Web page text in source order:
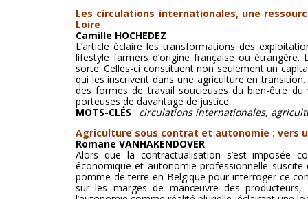
Les circulations internationales, une
Loire
Camille HOCHEDEZ
L’article éclaire les transformations des
lifestyle farmers d’origine française ou
sorte. Celles-ci constituent non seulement un
qui les inscrivent dans une agriculture en
des formes de travail soucieuses du bien-être
porteuses de davantage de justice.
MOTS-CLÉS : circulations internationales,
Agriculture sous contrat et autonomie : vers
Romane VANHAKENDOVER
Alors que la contractualisation s’est imposée
économique et autonomie professionnelle
pomme de terre en Belgique pour interroger ce
sur les marges de manœuvre des producteurs,